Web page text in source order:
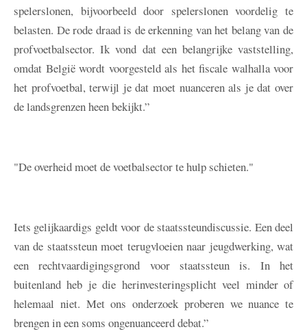
spelerslonen, bijvoorbeeld door spelerslonen voordelig te
belasten. De rode draad is de erkenning van het belang van de
profvoetbalsector. Ik vond dat een belangrijke vaststelling,
omdat België wordt voorgesteld als het fiscale walhalla voor
het profvoetbal, terwijl je dat moet nuanceren als je dat over
de landsgrenzen heen bekijkt.”
"De overheid moet de voetbalsector te hulp schieten."
Iets gelijkaardigs geldt voor de staatssteundiscussie. Een deel
van de staatssteun moet terugvloeien naar jeugdwerking, wat
een rechtvaardigingsgrond voor staatssteun is. In het
buitenland heb je die herinvesteringsplicht veel minder of
helemaal niet. Met ons onderzoek proberen we nuance te
brengen in een soms ongenuanceerd debat.”